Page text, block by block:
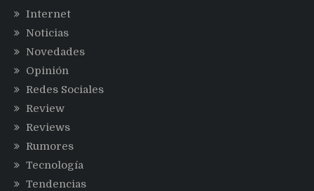
Internet
Noticias
Novedades
Opinión
Redes Sociales
Review
Reviews
Rumores
Tecnología
Tendencias